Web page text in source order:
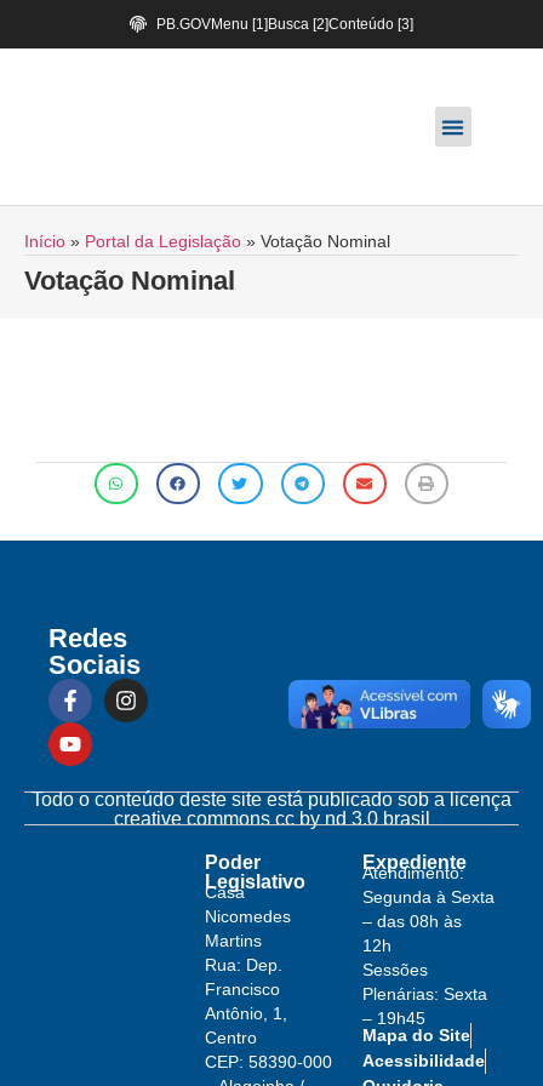
PB.GOVMenu [1] Busca [2]Conteúdo [3]
Início » Portal da Legislação » Votação Nominal
Votação Nominal
Redes
Sociais
Todo o conteúdo deste site está publicado sob a licença
creative commons cc by nd 3.0 brasil
Poder
Legislativo
Casa
Nicomedes
Martins
Rua: Dep.
Francisco
Antônio, 1,
Centro
CEP: 58390-000
Expediente
Atendimento:
Segunda à Sexta
– das 08h às
12h
Sessões
Plenárias: Sexta
– 19h45
Mapa do Site
Acessibilidade